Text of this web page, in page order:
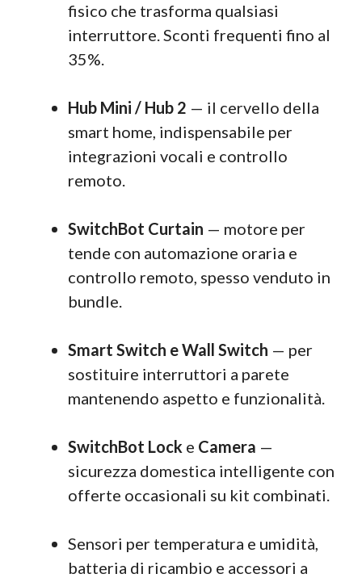
fisico che trasforma qualsiasi
interruttore. Sconti frequenti fino al
35%.
Hub Mini / Hub 2 — il cervello della
smart home, indispensabile per
integrazioni vocali e controllo
remoto.
SwitchBot Curtain — motore per
tende con automazione oraria e
controllo remoto, spesso venduto in
bundle.
Smart Switch e Wall Switch — per
sostituire interruttori a parete
mantenendo aspetto e funzionalità.
SwitchBot Lock e Camera —
sicurezza domestica intelligente con
offerte occasionali su kit combinati.
Sensori per temperatura e umidità,
batteria di ricambio e accessori a